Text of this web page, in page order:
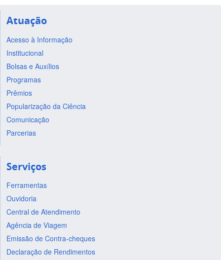
Atuação
Acesso à Informação
Institucional
Bolsas e Auxílios
Programas
Prêmios
Popularização da Ciência
Comunicação
Parcerias
Serviços
Ferramentas
Ouvidoria
Central de Atendimento
Agência de Viagem
Emissão de Contra-cheques
Declaração de Rendimentos